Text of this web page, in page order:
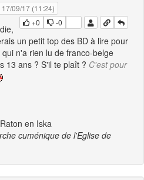
09/17 (11:24)
+0
-0
un petit top des BD à lire pour
qui n'a rien lu de franco-belge
13 ans ? S'il te plaît ? C'est pour
en Iska
cuménique de l'Eglise de